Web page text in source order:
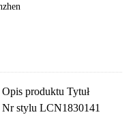
produktu Tytuł
stylu LCN1830141